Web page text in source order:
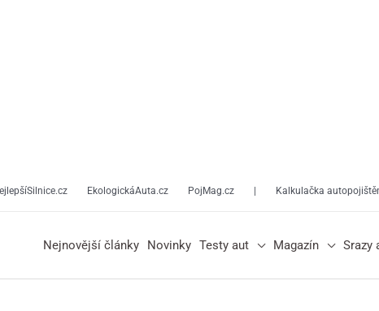
EkologickáAuta.cz PojMag.cz Kalkulačka
Nejnovější články Novinky Testy aut Magazín Srazy